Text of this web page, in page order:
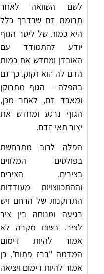
לשם השוואה לאחר
תרומת דם שבדרך כלל
היא כמות של ליטר הגוף
יודע להתמודד עם
האובדן ומחדש את כמות
הדם לה הוא זקוק. כך גם
בהפלה – הגוף מתרוקן
ומאבד דם, לאחר מכן,
הגוף נרגע ומחדש את
יצור תאי הדם.
הפלה לרוב מתרחשת
בפולסים המלווים
בצירים. הצירים
וההתכווצויות מעודדות
התרוקנות של הרחם ויש
רגיעה ומנוחה בין ציר
לציר. בשום מקרה לא
אמור להיות דימום
המדמה "ברז פתוח". כן
אמור להיות דימום ויציאה